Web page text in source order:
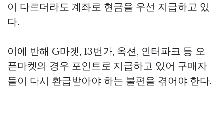
이 다르더라도 계좌로 현금을 우선 지급하고 있
다.
이에 반해 G마켓, 13번가, 옥션, 인터파크 등 오
픈마켓의 경우 포인트로 지급하고 있어 구매자
들이 다시 환급받아야 하는 불편을 겪어야 한다.